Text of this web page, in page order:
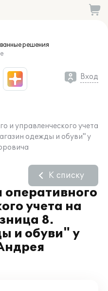
решения
Вход
и управленческого учета
одежды и обуви" у
учета на
8.
и обуви" у
К списку